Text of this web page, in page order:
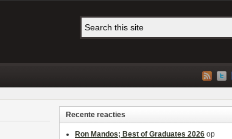
Recente reacties
Ron Mandos; Best of Graduates 2026 op